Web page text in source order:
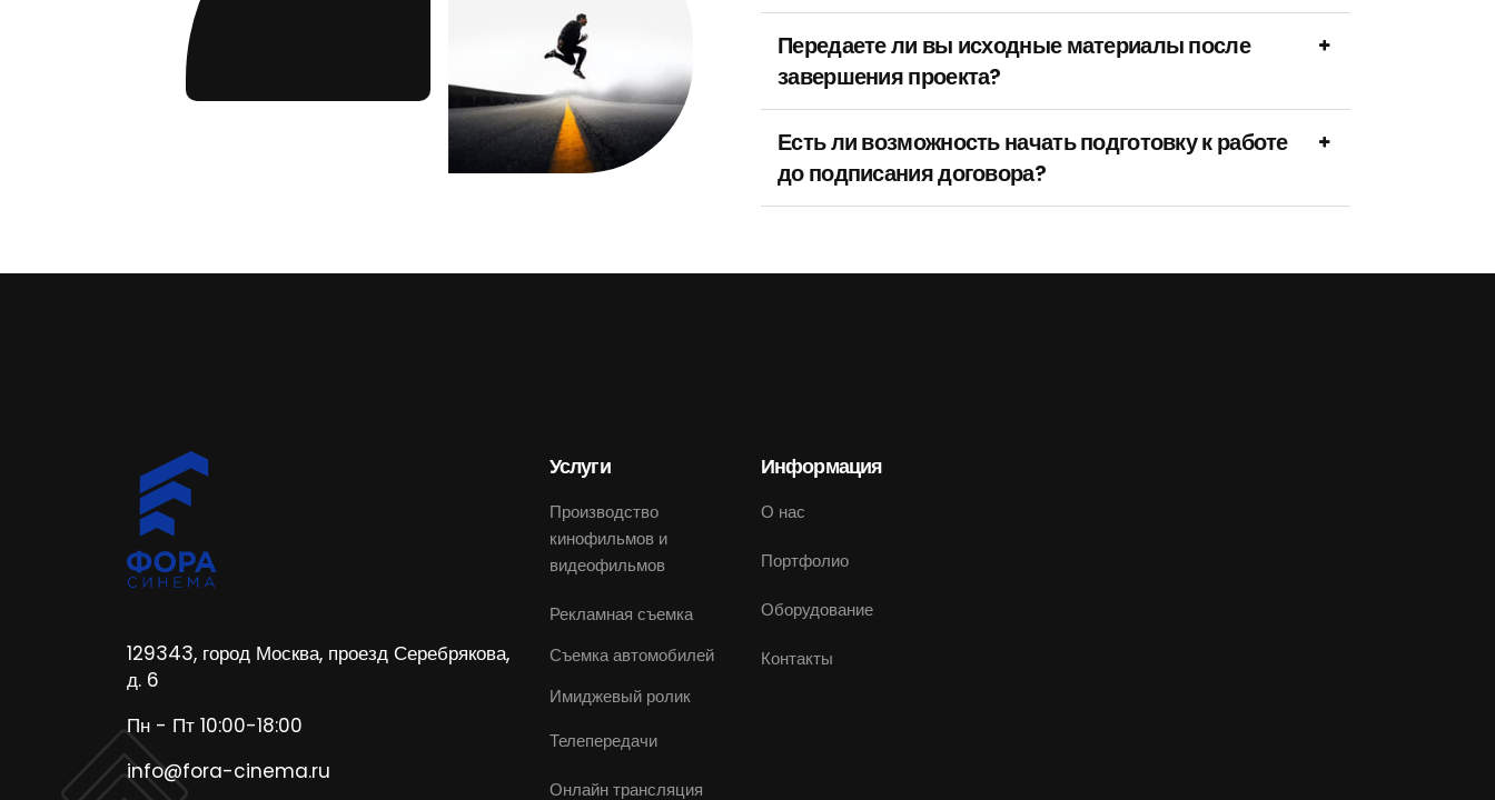
Передаете ли вы исходные материалы после
завершения проекта?
Есть ли возможность начать подготовку к работе
до подписания договора?
129343, город Москва, проезд Серебрякова,
д. 6
Пн - Пт 10:00-18:00
info@fora-cinema.ru
Услуги
Производство
кинофильмов и
видеофильмов
Рекламная съемка
Съемка автомобилей
Имиджевый ролик
Телепередачи
Онлайн трансляция
Информация
О нас
Портфолио
Оборудование
Контакты